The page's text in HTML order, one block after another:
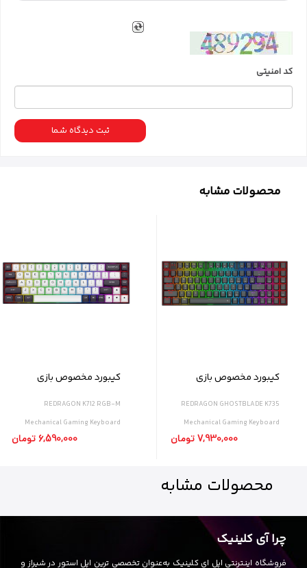
عملکرد عالی، نورپردازیRGB
جذاب و قیمت مناسب، ارزش
خرید بسیار بالایی دارد. این کیبورد انتخابی ایده‌آل برای
گیمرهایی است که به دنبال یک
و کارآمد با قیمت مناسب هستند.
فروشگاه و وبسایتآی کلینیکتهیه نمایید.
کد امنیتی
ثبت دیدگاه شما
محصولات مشابه
کیبورد مخصوص بازی
ردراگون مدل GHOSTBLADE
K735
REDRAGON GHOSTBLADE K735
Mechanical Gaming Keyboard
7,930,000 تومان
کیبورد مخصوص بازی
ردراگون مدل K712 RGB-M
REDRAGON K712 RGB-M
Mechanical Gaming Keyboard
6,590,000 تومان
محصولات مشابه
چرا آی کلینیک
فروشگاه اینترنتی اپل ای کلینیک به‌عنوان تخصصی ترین اپل استور در شیراز و